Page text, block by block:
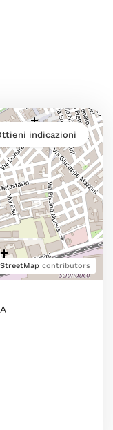
contributors
indicazioni